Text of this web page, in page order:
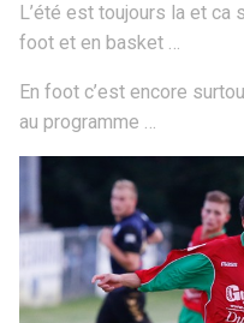
L’été est toujours la et
foot et en basket …
En foot c’est encore
au programme …